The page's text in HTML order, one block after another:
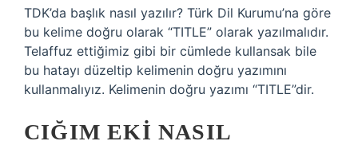
TDK’da başlık nasıl yazılır? Türk Dil Kurumu’na göre
bu kelime doğru olarak “TITLE” olarak yazılmalıdır.
Telaffuz ettiğimiz gibi bir cümlede kullansak bile
bu hatayı düzeltip kelimenin doğru yazımını
kullanmalıyız. Kelimenin doğru yazımı “TITLE”dir.
CIĞIM EKI NASIL